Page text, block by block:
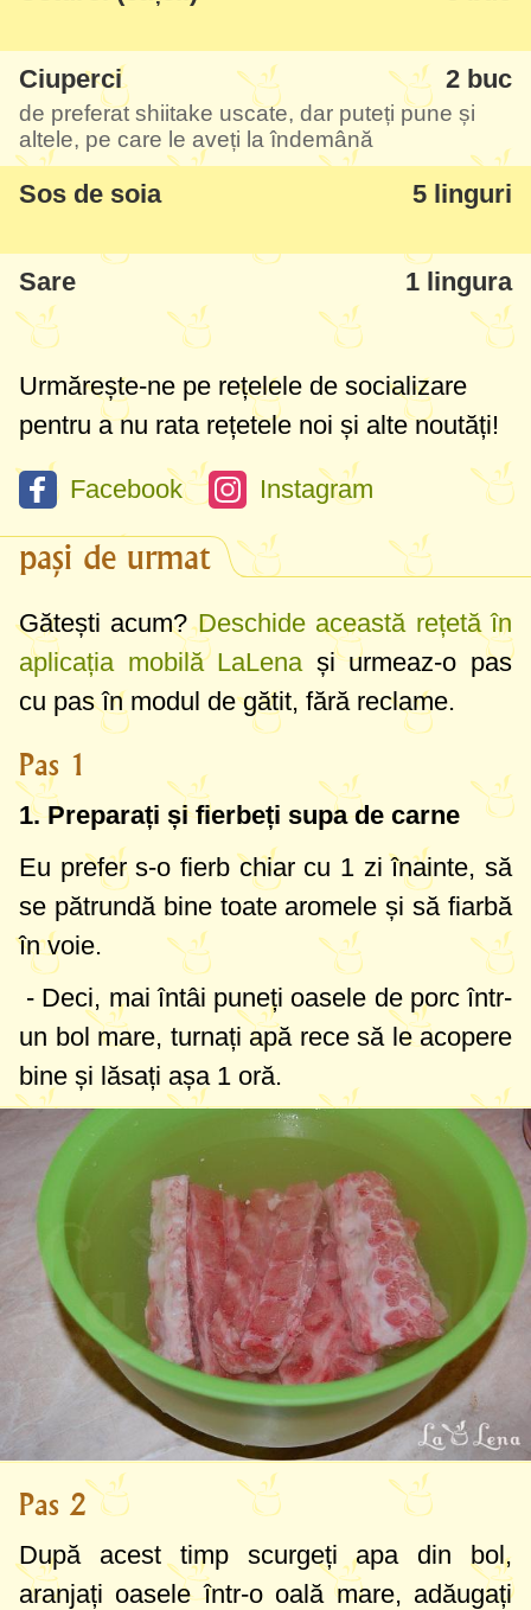
supă, ar merge și niște ciuperci urechi de
lemn, deci vă adaptați.
Bineînțeles că rețeta mea de supă Ramen
variante de ramen mai șmechere, însă
baza tot de aici pornește. Este o rețetă
simplă și universală, pentru începători în
special, iar când dați de gust, puteți
experimenta și cu alte rețete mai avansate.
Ciuperci 2 buc
de preferat shiitake uscate, dar puteți pune și
altele, pe care le aveți la îndemână
Sos de soia 5 linguri
Sare 1 lingura
Urmărește-ne pe rețelele de socializare
pentru a nu rata rețetele noi și alte noutăți!
Facebook Instagram
pași de urmat
Gătești acum?Deschide această rețetă în
aplicația mobilă LaLena și urmeaz-o pas
cu pas în modul de gătit, fără reclame.
Pas 1
1. Preparați și fierbeți supa de carne
Eu prefer s-o fierb chiar cu 1 zi înainte, să
se pătrundă bine toate aromele și să fiarbă
în voie.
- Deci, mai întâi puneți oasele de porc într-
un bol mare, turnați apă rece să le acopere
bine și lăsați așa 1 oră.
Pas 2
După acest timp scurgeți apa din bol,
aranjați oasele într-o oală mare, adăugați